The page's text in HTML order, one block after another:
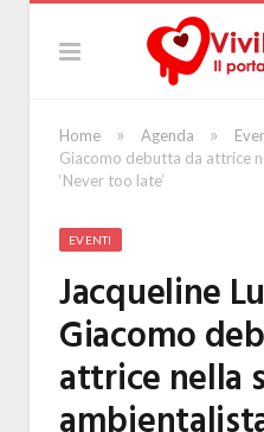
Home » Agenda »
Giacomo debutta da attrice
‘Never too late’
EVENTI
Jacqueline
Giacomo
attrice nella